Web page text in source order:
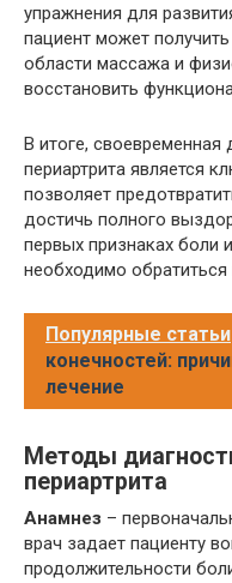
упражнения для
пациент может
области массажа и
восстановить
В итоге, своевременная
периартрита является
позволяет
достичь полного
первых признаках боли
необходимо обратиться
Популярные статьи
конечностей:
лечение
Методы
периартрита
Анамнез –
врач задает пациенту
продолжительности